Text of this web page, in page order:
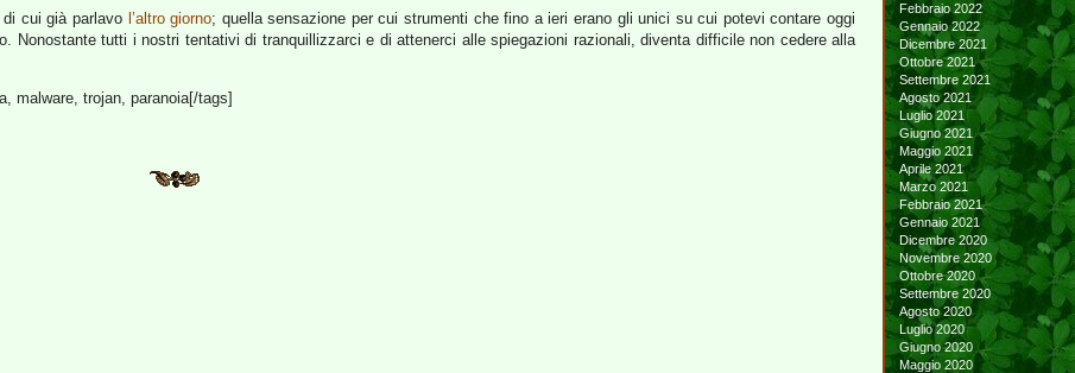
di cui già parlavo l’altro giorno; quella sensazione per cui strumenti che fino a ieri erano gli unici su cui potevi contare oggi
Nonostante tutti i nostri tentativi di tranquillizzarci e di attenerci alle spiegazioni razionali, diventa difficile non cedere alla
malware, trojan, paranoia[/tags]
Febbraio 2022
Gennaio 2022
Dicembre 2021
Ottobre 2021
Settembre 2021
Agosto 2021
Luglio 2021
Giugno 2021
Maggio 2021
Aprile 2021
Marzo 2021
Febbraio 2021
Gennaio 2021
Dicembre 2020
Novembre 2020
Ottobre 2020
Settembre 2020
Agosto 2020
Luglio 2020
Giugno 2020
Maggio 2020